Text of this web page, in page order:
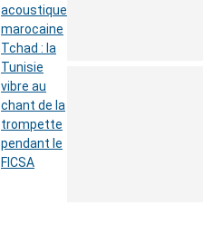
acoustique
marocaine
Tchad : la
Tunisie
vibre au
chant de la
trompette
pendant le
FICSA